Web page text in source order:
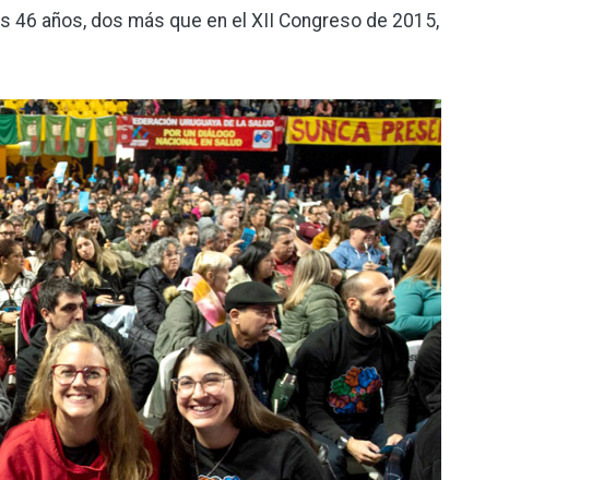
años, dos más que en el XII Congreso de 2015,